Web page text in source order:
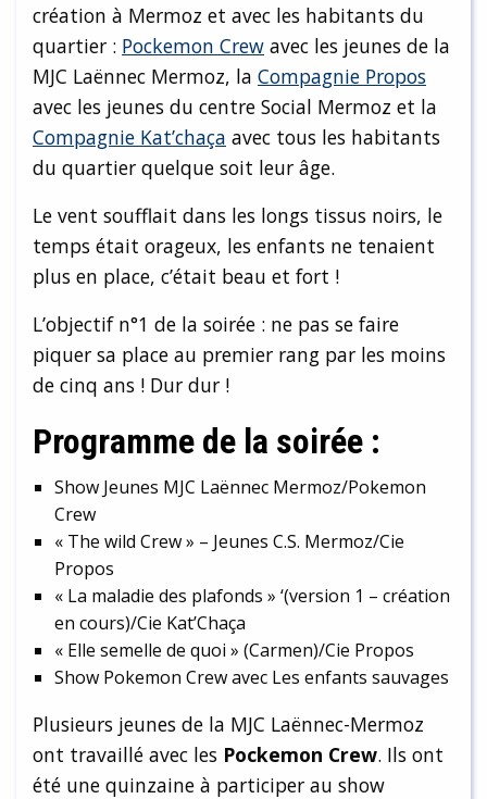
création à Mermoz et avec les habitants du
quartier : Pockemon Crew avec les jeunes de la
MJC Laënnec Mermoz, la Compagnie Propos
avec les jeunes du centre Social Mermoz et la
Compagnie Kat’chaça avec tous les habitants
du quartier quelque soit leur âge.
Le vent soufflait dans les longs tissus noirs, le
temps était orageux, les enfants ne tenaient
plus en place, c’était beau et fort !
L’objectif n°1 de la soirée : ne pas se faire
piquer sa place au premier rang par les moins
de cinq ans ! Dur dur !
Programme de la soirée :
Show Jeunes MJC Laënnec Mermoz/Pokemon
Crew
« The wild Crew » – Jeunes C.S. Mermoz/Cie
Propos
« La maladie des plafonds » ‘(version 1 – création
en cours)/Cie Kat’Chaça
« Elle semelle de quoi » (Carmen)/Cie Propos
Show Pokemon Crew avec Les enfants sauvages
Plusieurs jeunes de la MJC Laënnec-Mermoz
ont travaillé avec les Pockemon Crew. Ils ont
été une quinzaine à participer au show